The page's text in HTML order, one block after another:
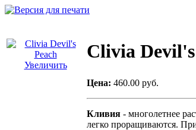
Увеличить
Clivia
Цена: 460.00 руб.
Кливия - многолетнее
легко проращиваются.